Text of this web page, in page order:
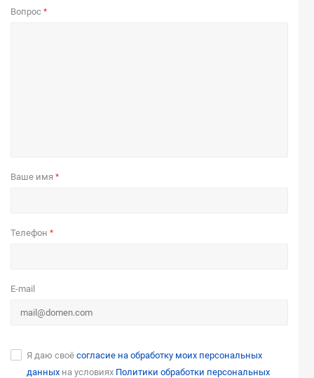
Вопрос *
Ваше имя *
Телефон *
E-mail
Я даю своё согласие на обработку моих персональных
данных на условиях Политики обработки персональных